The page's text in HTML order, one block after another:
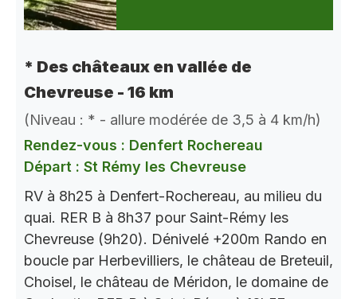
* Des châteaux en vallée de
Chevreuse - 16 km
(Niveau : * - allure modérée de 3,5 à 4 km/h)
Rendez-vous : Denfert Rochereau
Départ : St Rémy les Chevreuse
RV à 8h25 à Denfert-Rochereau, au milieu du
quai. RER B à 8h37 pour Saint-Rémy les
Chevreuse (9h20). Dénivelé +200m Rando en
boucle par Herbevilliers, le château de Breteuil,
Choisel, le château de Méridon, le domaine de